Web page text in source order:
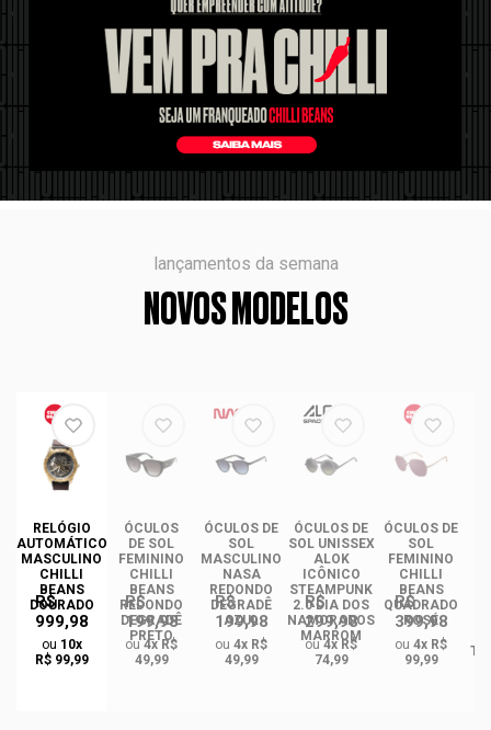
lançamentos da semana
NOVOS MODELOS
RELÓGIO
AUTOMÁTICO
MASCULINO
CHILLI
BEANS
DOURADO
R$
999,98
ou 10x
R$ 99,99
ÓCULOS
DE SOL
FEMININO
CHILLI
BEANS
REDONDO
DEGRADÊ
PRETO
R$
199,98
ou4x R$
49,99
ÓCULOS DE
SOL
MASCULINO
NASA
REDONDO
DEGRADÊ
AZUL
R$
199,98
ou 4x R$
49,99
ÓCULOS DE
SOL UNISSEX
ALOK
ICÔNICO
STEAMPUNK
2.0 DIA DOS
NAMORADOS
MARROM
R$
299,98
ou4x R$
74,99
ÓCULOS DE
SOL
FEMININO
CHILLI
BEANS
QUADRADO
ROSÉ
R$
399,98
ou 4x R$
99,99